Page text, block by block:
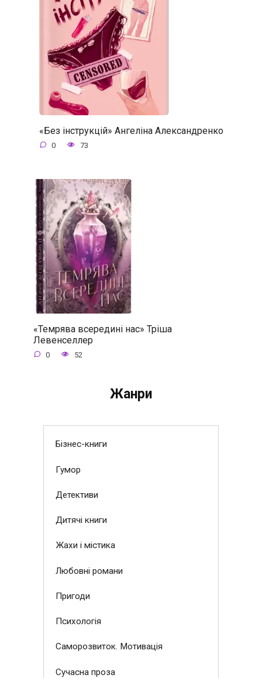
«Без інструкцій» Ангеліна Александренко
0 73
«Темрява всередині нас» Тріша
Левенселлер
0 52
Жанри
Бізнес-книги
Гумор
Детективи
Дитячі книги
Жахи і містика
Любовні романи
Пригоди
Психологія
Саморозвиток. Мотивація
Сучасна проза